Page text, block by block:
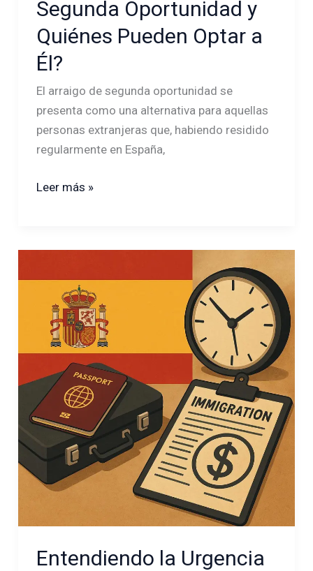
Segunda Oportunidad y
Quiénes Pueden Optar a
Él?
El arraigo de segunda oportunidad se
presenta como una alternativa para aquellas
personas extranjeras que, habiendo residido
regularmente en España,
Leer más »
Entendiendo la Urgencia
la
Urgencia
los
Servicios
Jurídicos:
¿Realmente
Todo
Urgente?